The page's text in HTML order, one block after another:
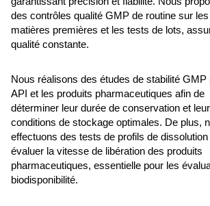
des contrôles qualité GMP de routine sur les
matières premières et les tests de lots,
qualité constante.
Nous réalisons des études de stabilité GMP
API et les produits pharmaceutiques afin de
déterminer leur durée de conservation et
conditions de stockage optimales. De plus,
effectuons des tests de profils de dissolution
évaluer la vitesse de libération des produits
pharmaceutiques, essentielle pour les
biodisponibilité.